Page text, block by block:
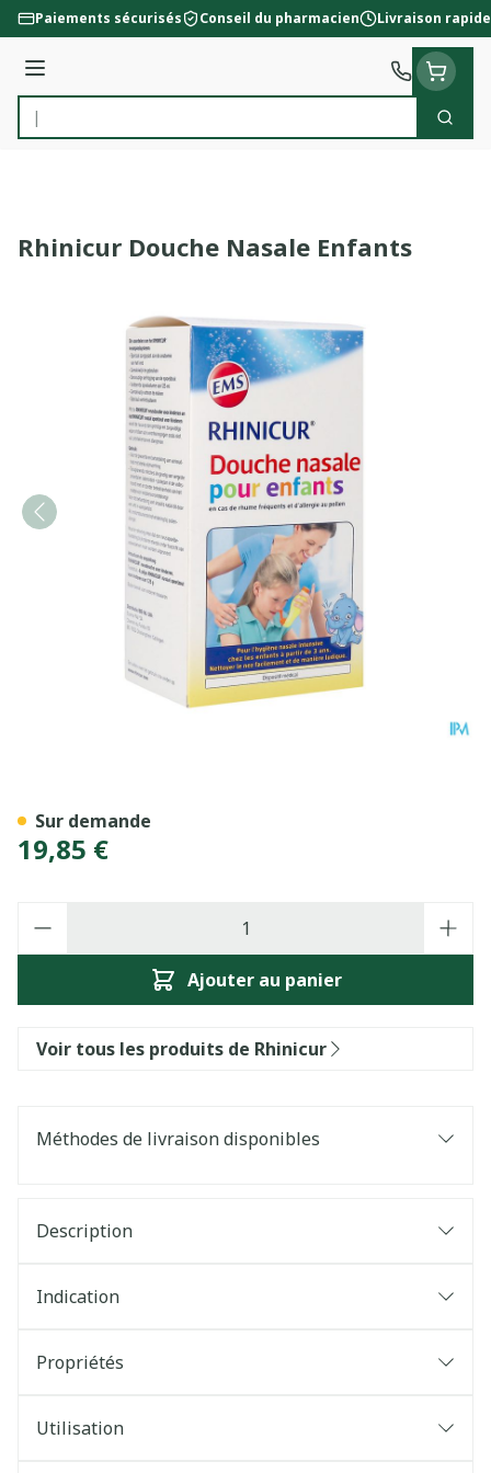
Aller au contenu
Paiements sécurisés Conseil du pharmacien Livraison rapide
Menu
Rechercher
Rhinicur Douche Nasale Enfants
19,85 €
Ajouter au panier
Sur demande
Voir tous les produits de Rhinicur
Méthodes de livraison disponibles
Description
Indication
Propriétés
Utilisation